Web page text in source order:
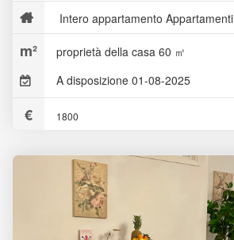
Intero appartamento Appartamenti
proprietà della casa 60 ㎡
A disposizione 01-08-2025
1800